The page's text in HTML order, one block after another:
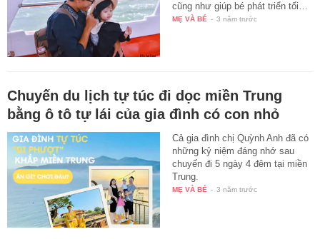
cũng như giúp bé phát triển tối…
MẸ VÀ BÉ - 3 năm trước
Chuyến du lịch tự túc đi dọc miền Trung
bằng ô tô tự lái của gia đình có con nhỏ
Cả gia đình chị Quỳnh Anh đã có
những kỷ niệm đáng nhớ sau
chuyến đi 5 ngày 4 đêm tại miền
Trung.
MẸ VÀ BÉ - 3 năm trước